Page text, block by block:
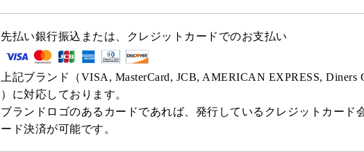
先払い銀行振込または、クレジットカードでのお支払い
上記ブランド（VISA, MasterCard, JCB, AMERICAN EXPRESS, Diners
）に対応しております。
ブランドロゴのあるカードであれば、発行しているクレジットカード
ード決済が可能です。